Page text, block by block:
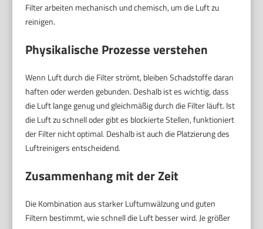
Filter arbeiten mechanisch und chemisch, um die Luft zu
reinigen.
Physikalische Prozesse verstehen
Wenn Luft durch die Filter strömt, bleiben Schadstoffe daran
haften oder werden gebunden. Deshalb ist es wichtig, dass
die Luft lange genug und gleichmäßig durch die Filter läuft. Ist
die Luft zu schnell oder gibt es blockierte Stellen, funktioniert
der Filter nicht optimal. Deshalb ist auch die Platzierung des
Luftreinigers entscheidend.
Zusammenhang mit der Zeit
Die Kombination aus starker Luftumwälzung und guten
Filtern bestimmt, wie schnell die Luft besser wird. Je größer